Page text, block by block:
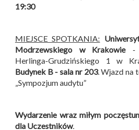
19:30
MIEJSCE SPOTKANIA:
Modrzewskiego w Krakowie-
Herlinga-Grudzińskiego 1 w
Budynek B - sala nr 203. Wjazd na
„Sympozjum audytu”
Wydarzenie wraz miłym
dla Uczestników.